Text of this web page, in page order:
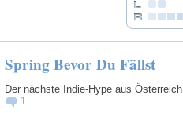
Spring Bevor Du Fällst
Der nächste Indie-Hype aus Österreich.
1